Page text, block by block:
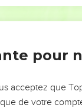
?
uns d’entre
personne ne
pour
acceptez que
de votre